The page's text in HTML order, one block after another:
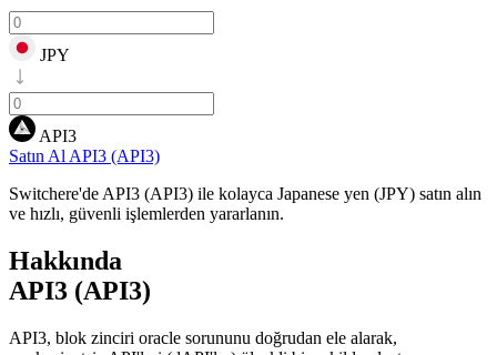
JPY
API3
Satın Al API3 (API3)
Switchere'de API3 (API3) ile kolayca Japanese yen (JPY) satın alın
ve hızlı, güvenli işlemlerden yararlanın.
Hakkında
API3 (API3)
API3, blok zinciri oracle sorununu doğrudan ele alarak,